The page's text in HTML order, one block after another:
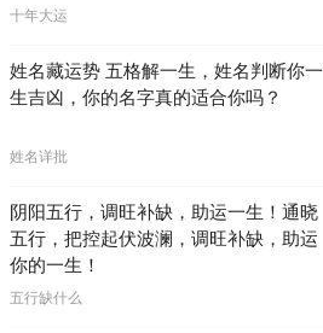
十年大运
姓名藏运势 五格解一生，姓名判断你一
生吉凶，你的名字真的适合你吗？
姓名详批
阴阳五行，调旺补缺，助运一生！通晓
五行，把控起伏波澜，调旺补缺，助运
你的一生！
五行缺什么